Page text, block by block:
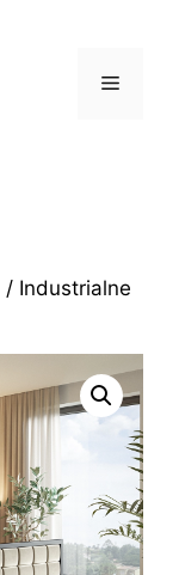
MENU
/ Industrialne